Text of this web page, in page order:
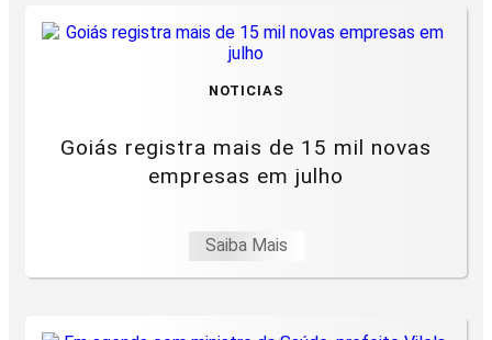
NOTICIAS
Goiás registra mais de 15 mil novas
empresas em julho
Saiba Mais